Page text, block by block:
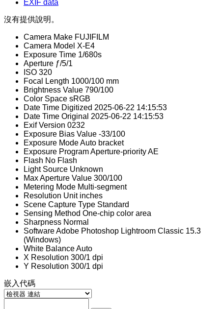
EXIF data
沒有提供說明。
Camera Make FUJIFILM
Camera Model X-E4
Exposure Time 1/680s
Aperture ƒ/5/1
ISO 320
Focal Length 1000/100 mm
Brightness Value 790/100
Color Space sRGB
Date Time Digitized 2025-06-22 14:15:53
Date Time Original 2025-06-22 14:15:53
Exif Version 0232
Exposure Bias Value -33/100
Exposure ModeAuto bracket
Exposure ProgramAperture-priority AE
Flash No Flash
Light Source Unknown
Max Aperture Value 300/100
Metering Mode Multi-segment
Resolution Unit inches
Scene Capture Type Standard
Sensing Method One-chip color area
Sharpness Normal
SoftwareAdobe Photoshop Lightroom Classic 15.3
(Windows)
White BalanceAuto
X Resolution 300/1 dpi
Y Resolution 300/1 dpi
嵌入代碼